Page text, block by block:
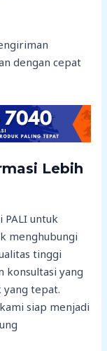
dengan cepat
Lebih
PALI untuk
menghubungi
tinggi
konsultasi yang
tepat.
siap menjadi